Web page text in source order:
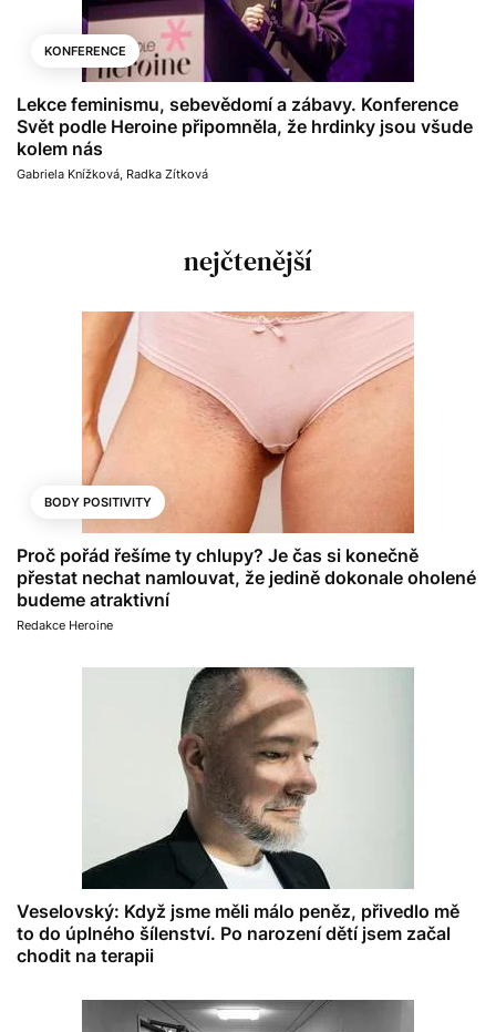
KONFERENCE
Lekce feminismu, sebevědomí a zábavy. Konference
Svět podle Heroine připomněla, že hrdinky jsou všude
kolem nás
Gabriela Knížková, Radka Zítková
nejčtenější
BODY POSITIVITY
Proč pořád řešíme ty chlupy? Je čas si konečně
přestat nechat namlouvat, že jedině dokonale oholené
budeme atraktivní
Redakce Heroine
Veselovský: Když jsme měli málo peněz, přivedlo mě
to do úplného šílenství. Po narození dětí jsem začal
chodit na terapii